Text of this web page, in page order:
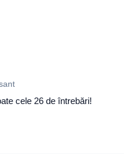
cele 26 de întrebări!